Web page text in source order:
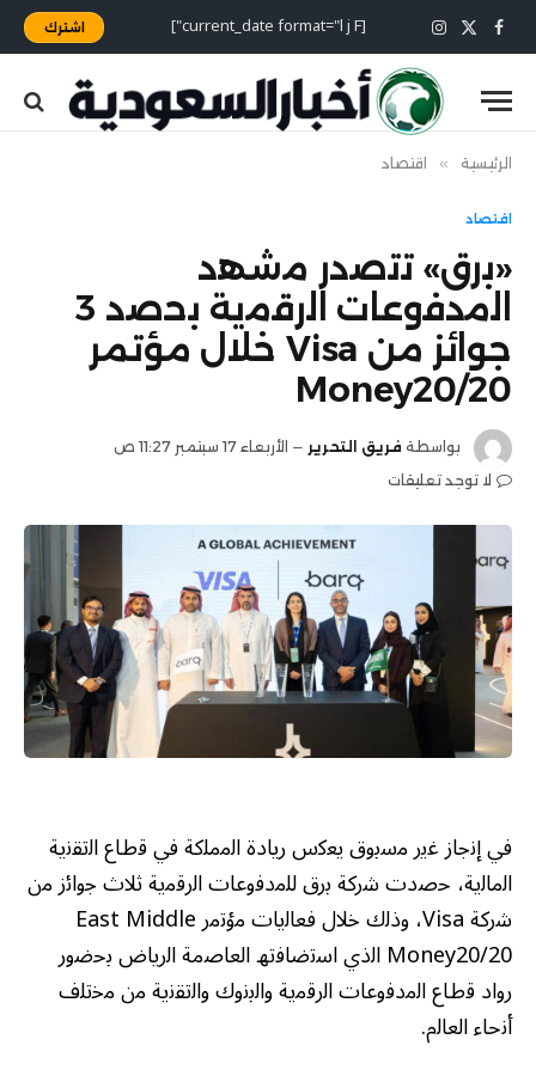
فيسبوك
X
(Twitter)
الانستغرام [current_date format="l j F"] اشترك
الرئيسية » اقتصاد
اقتصاد
«ﺑرق» ﺗﺗﺻدر ﻣﺷﮭد
اﻟﻣدﻓوﻋﺎت اﻟرﻗﻣﯾﺔ ﺑﺣﺻد 3
جوائز من Visa خلال مؤتمر
Money20/20
بواسطة فريق التحرير
الأربعاء 17 سبتمبر 11:27 ص
لا توجد تعليقات
ﻓﻲ إﻧﺟﺎز ﻏﯾر ﻣﺳﺑوق ﯾﻌﻛس رﯾﺎدة اﻟﻣﻣﻠﻛﺔ ﻓﻲ ﻗطﺎع اﻟﺗﻘﻧﯾﺔ
اﻟﻣﺎﻟﯾﺔ، ﺣﺻدت ﺷرﻛﺔ ﺑرق ﻟﻠﻣدﻓوﻋﺎت اﻟرﻗﻣﯾﺔ ﺛﻼث ﺟواﺋز ﻣن
ﺷرﻛﺔ Visa، وذﻟك ﺧﻼل ﻓﻌﺎﻟﯾﺎت ﻣؤﺗﻣر East Middle
Money20/20 اﻟذي اﺳﺗﺿﺎﻓﺗﮫ اﻟﻌﺎﺻﻣﺔ اﻟرﯾﺎض ﺑﺣﺿور
رواد ﻗطﺎع اﻟﻣدﻓوﻋﺎت اﻟرﻗﻣﯾﺔ واﻟﺑﻧوك واﻟﺗﻘﻧﯾﺔ ﻣن ﻣﺧﺗﻠف
أﻧﺣﺎء اﻟﻌﺎﻟم.